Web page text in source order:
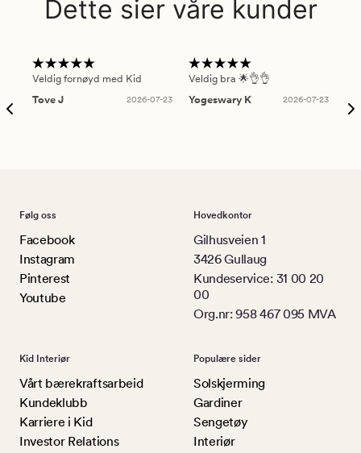
Dette sier våre kunder
Veldig fornøyd med Kid
Tove J
2026-07-23
Veldig bra 🌟👌👌
Yogeswary K
2026-07-23
Følg oss
Facebook
Instagram
Pinterest
Youtube
Hovedkontor
Gilhusveien 1
3426 Gullaug
Kundeservice: 31 00 20
00
Org.nr: 958 467 095 MVA
Kid Interiør
Vårt bærekraftsarbeid
Kundeklubb
Karriere i Kid
Investor Relations
Populære sider
Solskjerming
Gardiner
Sengetøy
Interiør